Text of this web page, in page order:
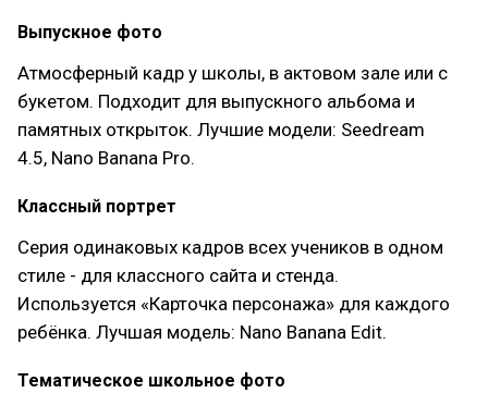
Выпускное фото
Атмосферный кадр у школы, в актовом зале или с
букетом. Подходит для выпускного альбома и
памятных открыток. Лучшие модели: Seedream
4.5, Nano Banana Pro.
Классный портрет
Серия одинаковых кадров всех учеников в одном
стиле - для классного сайта и стенда.
Используется «Карточка персонажа» для каждого
ребёнка. Лучшая модель: Nano Banana Edit.
Тематическое школьное фото